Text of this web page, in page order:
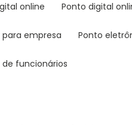
online ponto digital
para empresa ponto
de funcionários